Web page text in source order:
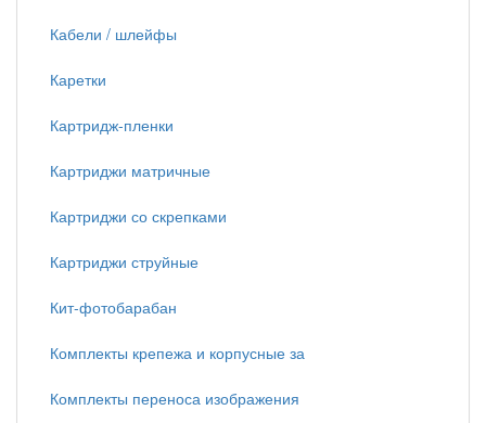
Кабели / шлейфы
Каретки
Картридж-пленки
Картриджи матричные
Картриджи со скрепками
Картриджи струйные
Кит-фотобарабан
Комплекты крепежа и корпусные за
Комплекты переноса изображения